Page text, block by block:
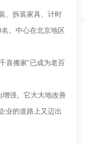
、拆装家具、计时
。中心在北京地区
喜搬家”已成为老百
强。它大大地改善
业的道路上又迈出